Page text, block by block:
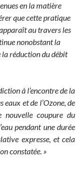
en la matière
que cette pratique
au travers les
nonobstant la
la réduction du débit
à l’encontre de la
et de l’Ozone, de
nouvelle coupure du
pendant une durée
expresse, et cela
constatée. »